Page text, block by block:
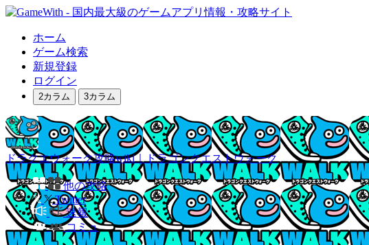
ホーム
ゲーム検索
新規登録
ログイン
2カラム 3カラム
ドラクエウォーク攻略wiki｜ドラゴンクエストウォーク
他の攻略
Twitter
速報
コミュ